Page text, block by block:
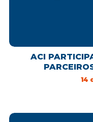
ACI
14